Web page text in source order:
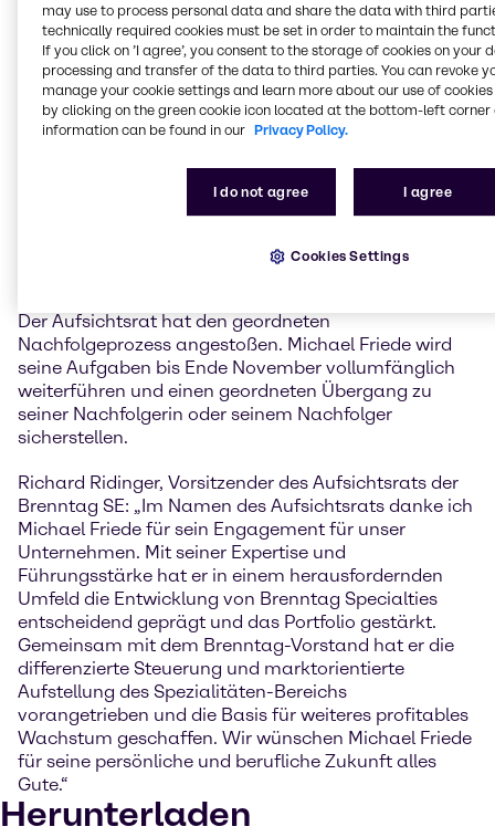
„Ich bin sehr stolz auf das, was wir bei Brenntag
Specialties in den vergangenen Jahren erreicht
haben. Wir haben entscheidende Schritte gemacht,
um unser Spezialitätengeschäft in hart umkämpften
Märkten attraktiv und wettbewerbsfähig
aufzustellen. Wir haben einen klaren Fahrplan und
gemeinsam mit dem großartigen Specialties-Team,
meinen Kollegen im Brenntag-Vorstand und unseren
Ausscheiden weiter voll widmen werde“, so Michael
Der Aufsichtsrat hat den geordneten
Nachfolgeprozess angestoßen. Michael Friede wird
seine Aufgaben bis Ende November vollumfänglich
weiterführen und einen geordneten Übergang zu
seiner Nachfolgerin oder seinem Nachfolger
sicherstellen.
Richard Ridinger, Vorsitzender des Aufsichtsrats der
Brenntag SE: „Im Namen des Aufsichtsrats danke ich
Michael Friede für sein Engagement für unser
Unternehmen. Mit seiner Expertise und
Führungsstärke hat er in einem herausfordernden
Umfeld die Entwicklung von Brenntag Specialties
entscheidend geprägt und das Portfolio gestärkt.
Gemeinsam mit dem Brenntag-Vorstand hat er die
differenzierte Steuerung und marktorientierte
Aufstellung des Spezialitäten-Bereichs
vorangetrieben und die Basis für weiteres profitables
Wachstum geschaffen. Wir wünschen Michael Friede
für seine persönliche und berufliche Zukunft alles
Gute.“
Herunterladen
may use to process personal data and share the data with third
technically required cookies must be set in order to maintain the
If you click on ’I agree’, you consent to the storage of cookies on your
processing and transfer of the data to third parties. You can revoke
manage your cookie settings and learn more about our use of cookies
by clicking on the green cookie icon located at the bottom-left corner
information can be found in our Privacy Policy.
I do not agree I agree
Cookies Settings